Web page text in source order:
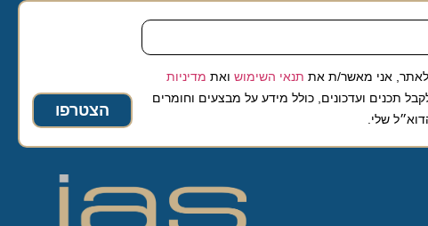
אני מאשר/ת אתתנאי השימושואת מדיניות
ועדכונים, כולל מידע על מבצעים וחומרים
שלי.
הצטרפו